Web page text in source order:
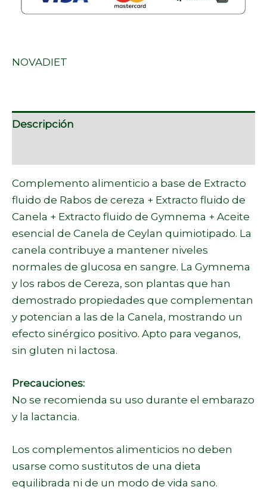
NOVADIET
Descripción
Complemento alimenticio a base de Extracto
fluido de Rabos de cereza + Extracto fluido de
Canela + Extracto fluido de Gymnema + Aceite
esencial de Canela de Ceylan quimiotipado. La
canela contribuye a mantener niveles
normales de glucosa en sangre. La Gymnema
y los rabos de Cereza, son plantas que han
demostrado propiedades que complementan
y potencian a las de la Canela, mostrando un
efecto sinérgico positivo. Apto para veganos,
sin gluten ni lactosa.
Precauciones:
No se recomienda su uso durante el embarazo
y la lactancia.
Los complementos alimenticios no deben
usarse como sustitutos de una dieta
equilibrada ni de un modo de vida sano.